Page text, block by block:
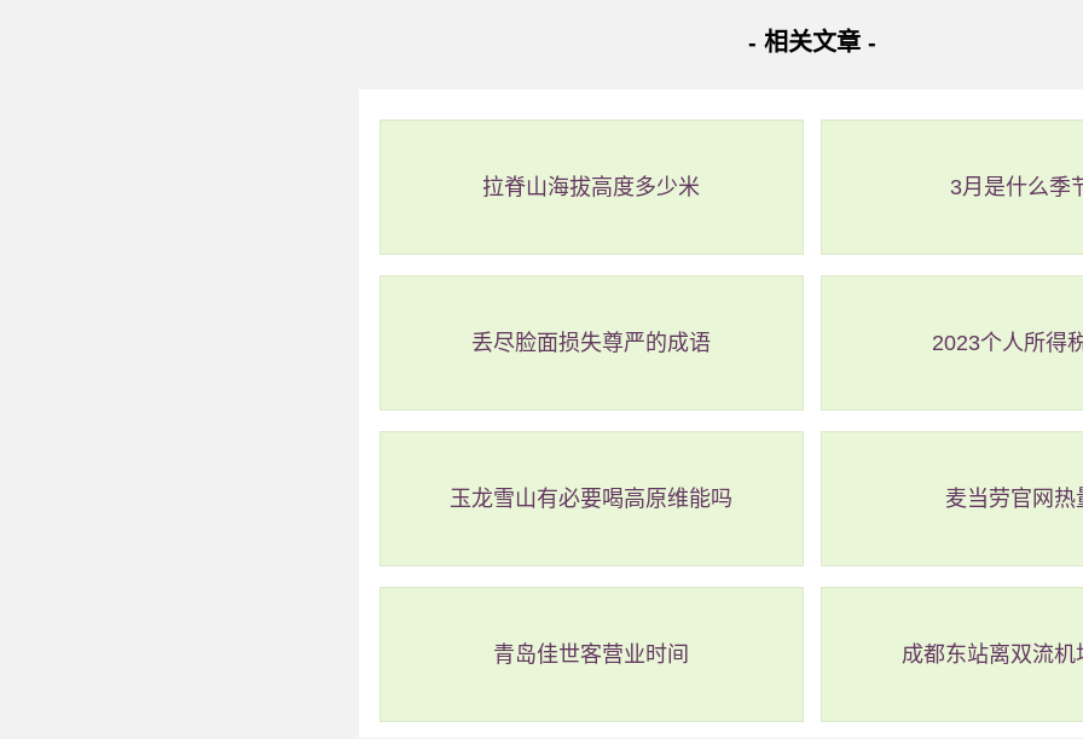
方有各种门票。在购买前，大家可拉到后面去，查看该门票包含了哪些项目和景点
想要的门票，点击付款购买。
其他方式购买的迪士尼门票也是一样，一般会在最下面有购票须知，要查看清
上海迪士尼有以下夜场票选项：首先是晚间小组票（“半日票‘），这种票一般指
速通道等服务的票种可供选择。如果游客不想花太多时间排队可以考虑购买免除排
合自己的门票，享受精彩的迪士尼夜场之旅。
- 相关文章 -
拉脊山海拔高度多少米 3月是什么季
丢尽脸面损失尊严的成语 2023个人所得
玉龙雪山有必要喝高原维能吗 麦当劳官网热
青岛佳世客营业时间 成都东站离双流机